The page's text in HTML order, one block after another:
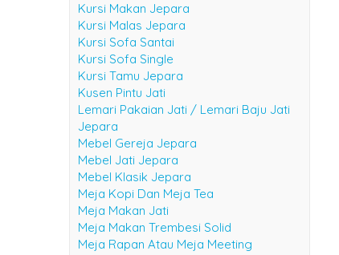
Kursi Cafe Dan Bar
Kursi Makan Jepara
Kursi Malas Jepara
Kursi Sofa Santai
Kursi Sofa Single
Kursi Tamu Jepara
Kusen Pintu Jati
Lemari Pakaian Jati / Lemari Baju Jati
Jepara
Mebel Gereja Jepara
Mebel Jati Jepara
Mebel Klasik Jepara
Meja Kopi Dan Meja Tea
Meja Makan Jati
Meja Makan Trembesi Solid